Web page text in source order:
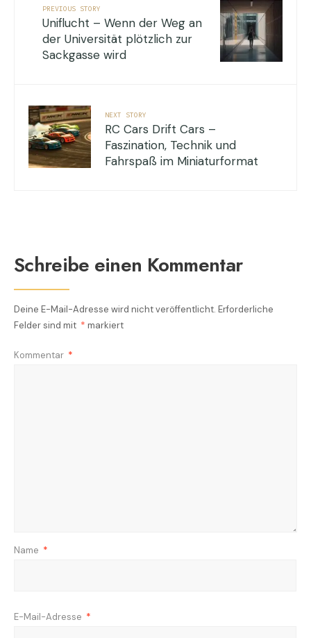
PREVIOUS STORY
Uniflucht – Wenn der Weg an
der Universität plötzlich zur
Sackgasse wird
NEXT STORY
RC Cars Drift Cars –
Faszination, Technik und
Fahrspaß im Miniaturformat
Schreibe einen Kommentar
Deine E-Mail-Adresse wird nicht veröffentlicht. Erforderliche
Felder sind mit * markiert
Kommentar *
Name *
E-Mail-Adresse *